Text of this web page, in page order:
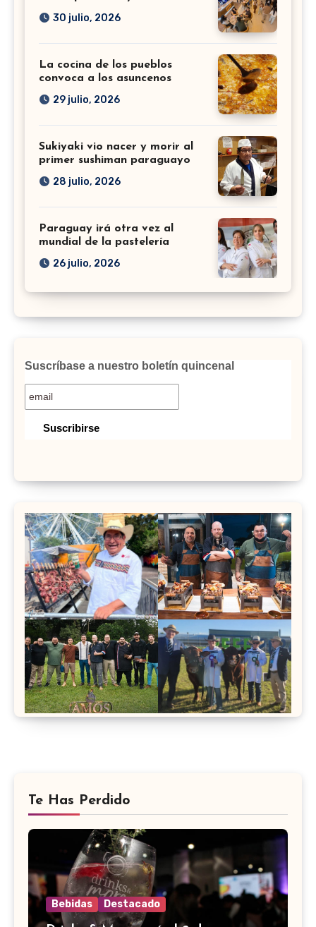
30 julio, 2026
La cocina de los pueblos
convoca a los asuncenos
29 julio, 2026
Sukiyaki vio nacer y morir al
primer sushiman paraguayo
28 julio, 2026
Paraguay irá otra vez al
mundial de la pastelería
26 julio, 2026
Suscríbase a nuestro boletín quincenal
Te Has Perdido
Bebidas Destacado